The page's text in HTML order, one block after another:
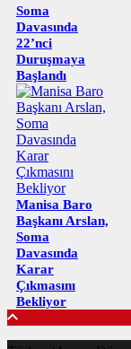
Soma
Davasında
22’nci
Duruşmaya
Başlandı
Manisa Baro
Başkanı Arslan,
Soma
Davasında
Karar
Çıkmasını
Bekliyor